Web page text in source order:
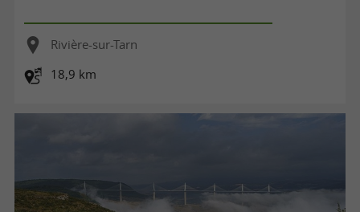
Rivière-sur-Tarn
18,9 km